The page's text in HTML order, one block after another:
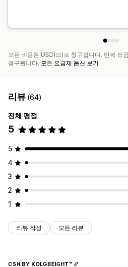
모든 비용은 USD(으)로 청구됩니다. 반복 요
청구됩니다. 모든 요금제 옵션 보기
리뷰 (64)
전체 평점
5
5
4
3
2
1
리뷰 작성 모든 리뷰
CSN BY KOLG8EIGHT™